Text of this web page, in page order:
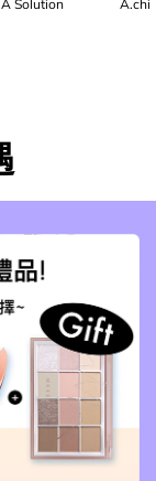
A Solution A.chi